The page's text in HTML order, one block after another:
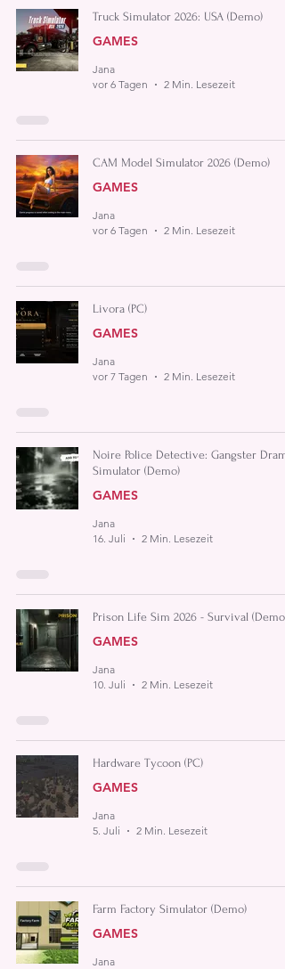
Truck Simulator 2026: USA (Demo)
GAMES
Jana
vor 6 Tagen
2 Min. Lesezeit
CAM Model Simulator 2026 (Demo)
GAMES
Jana
vor 6 Tagen
2 Min. Lesezeit
Livora (PC)
GAMES
Jana
vor 7 Tagen
2 Min. Lesezeit
Noire Police Detective: Gangster
Simulator (Demo)
GAMES
Jana
16. Juli
2 Min. Lesezeit
Prison Life Sim 2026 - Survival (Demo)
GAMES
Jana
10. Juli
2 Min. Lesezeit
Hardware Tycoon (PC)
GAMES
Jana
5. Juli
2 Min. Lesezeit
Farm Factory Simulator (Demo)
GAMES
Jana